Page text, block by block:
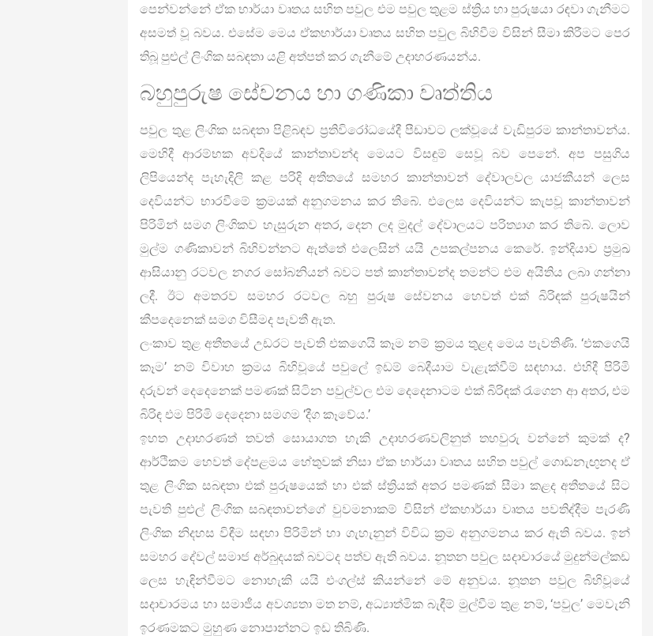
පෙන්වන්නේ ඒක භාර්යා වෘතය සහිත පවුල එම පවුල තුළම ස්ත්‍රිය හා පුරුෂයා රඳවා ගැනීමට
අසමත් වූ බවය. එසේම මෙය ඒකභාර්යා වෘතය සහිත පවුල බිහිවීම විසින් සීමා කිරීමට පෙර
තිබූ පුළුල් ලිංගික සබඳතා යළි අත්පත් කර ගැනීමේ උදාහරණයන්ය.
බහුපුරුෂ සේවනය හා ගණිකා වෘත්තිය
පවුල තුළ ලිංගික සබඳතා පිළිබඳව ප්‍රතිවිරෝධයේදී පීඩාවට ලක්වූයේ වැඩිපුරම කාන්තාවන්ය.
මෙහිදී ආරම්භක අවදියේ කාන්තාවන්ද මෙයට විසඳුම් සෙවූ බව පෙනේ. අප පසුගිය
ලිපියෙන්ද පැහැදිලි කළ පරිදි අතීතයේ සමහර කාන්තාවන් දේවාලවල යාජකීයන් ලෙස
දෙවියන්ට භාරවීමේ ක්‍රමයක් අනුගමනය කර තිබේ. එලෙස දෙවියන්ට කැපවූ කාන්තාවන්
පිරිමින් සමග ලිංගිකව හැසුරුන අතර, දෙන ලද මුදල් දේවාලයට පරිත්‍යාග කර තිබේ. ලොව
මුල්ම ගණිකාවන් බිහිවන්නට ඇත්තේ එලෙසින් යයි උපකල්පනය කෙරේ. ඉන්දියාව ප්‍රමුඛ
ආසියානු රටවල නගර සෝබනියන් බවට පත් කාන්තාවන්ද තමන්ට එම අයිතිය ලබා ගන්නා
ලදී. ඊට අමතරව සමහර රටවල බහු පුරුෂ සේවනය හෙවත් එක් බිරිඳක් පුරුෂයින්
කීපදෙනෙක් සමග විසීමද පැවතී ඇත.
ලංකාව තුළ අතීතයේ උඩරට පැවති එකගෙයි කෑම නම් ක්‍රමය තුළද මෙය පැවතිණි. ‘එකගෙයි
කෑම’ නම් විවාහ ක්‍රමය බිහිවූයේ පවුලේ ඉඩම් බෙදීයාම වැළැක්වීම් සඳහාය. එහිදී පිරිමි
දරුවන් දෙදෙනෙක් පමණක් සිටින පවුල්වල එම දෙදෙනාටම එක් බිරිඳක් රැගෙන ආ අතර, එම
බිරිඳ එම පිරිමි දෙදෙනා සමගම ‘දීග කෑවේය.’
ඉහත උදාහරණත් තවත් සොයාගත හැකි උදාහරණවලිනුත් තහවුරු වන්නේ කුමක් ද?
ආර්ථිකම හෙවත් දේපළමය හේතුවක් නිසා ඒක භාර්යා වෘතය සහිත පවුල් ගොඩනැඟුනද ඒ
තුළ ලිංගික සබඳතා එක් පුරුෂයෙක් හා එක් ස්ත්‍රියක් අතර පමණක් සීමා කළද අතීතයේ සිට
පැවති පුළුල් ලිංගික සබඳතාවන්ගේ වුවමනාකම් විසින් ඒකභාර්යා වෘතය පවතිද්දීම පැරණි
ලිංගික නිදහස විඳීම සඳහා පිරිමින් හා ගැහැනුන් විවිධ ක්‍රම අනුගමනය කර ඇති බවය. ඉන්
සමහර දේවල් සමාජ අර්බුදයක් බවටද පත්ව ඇති බවය. නූතන පවුල සදාචාරයේ මුදුන්මල්කඩ
ලෙස හැඳින්වීමට නොහැකි යයි එංගල්ස් කියන්නේ මේ අනුවය. නූතන පවුල බිහිවූයේ
සදාචාරමය හා සමාජීය අවශ්‍යතා මත නම්, අධ්‍යාත්මික බැඳීම් මුල්වීම තුළ නම්, ‘පවුල’ මෙවැනි
ඉරණමකට මුහුණ නොපාන්නට ඉඩ තිබිණි.